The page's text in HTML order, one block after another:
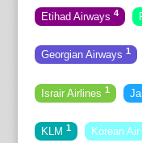
Etihad Airways 4
Georgian Airways 1
Israir Airlines 1
KLM 1 Korean Air